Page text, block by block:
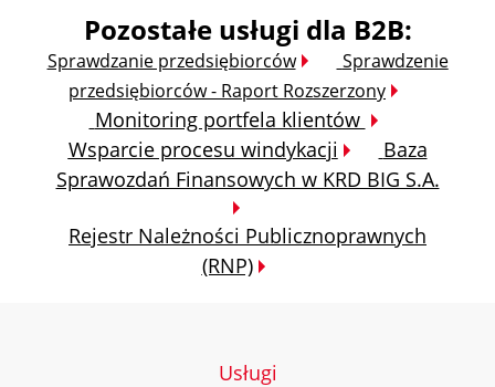
Pozostałe usługi dla B2B:
Sprawdzanie przedsiębiorców
Sprawdzenie
przedsiębiorców - Raport Rozszerzony
Monitoring portfela klientów
Wsparcie procesu windykacji
Baza
Sprawozdań Finansowych w KRD BIG S.A.
Rejestr Należności Publicznoprawnych
(RNP)
Usługi